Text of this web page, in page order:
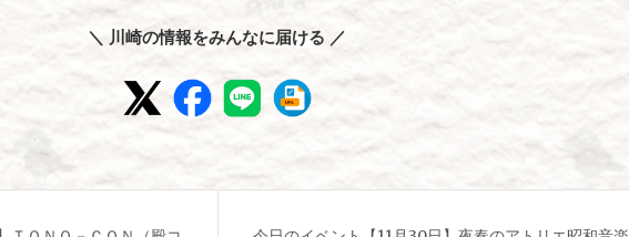
＼ 川崎の情報をみんなに届ける ／